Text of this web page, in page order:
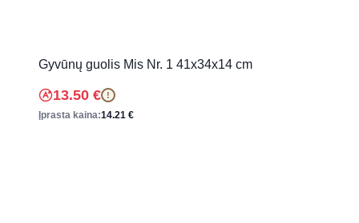
Gyvūnų guolis Mis Nr. 1 41x34x14 cm
13.50 € !
Įprasta kaina:14.21 €